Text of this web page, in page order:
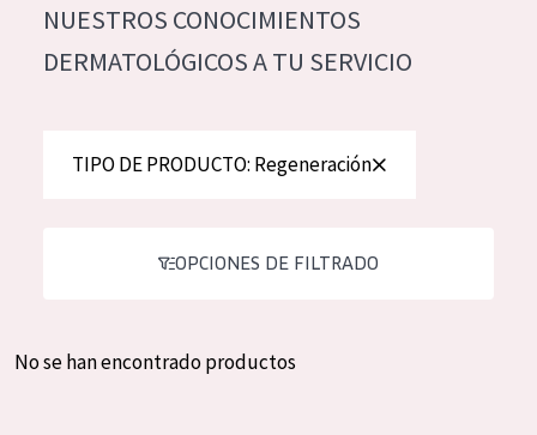
Hidratación y luminosidad
Reducción de arrugas
Firmeza
TIPO DE PRODUCTO
Crema de noche
German
Spanish
NUESTROS CONOCIMIENTOS
DERMATOLÓGICOS A TU SERVICIO
TIPO DE PRODUCTO: Regeneración
OPCIONES DE FILTRADO
No se han encontrado productos